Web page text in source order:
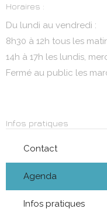
Horaires :
Du lundi au vendredi :
8h30 à 12h tous les
14h à 17h les lundis,
Fermé au public les
Infos pratiques
Contact
Agenda
Infos pratiques